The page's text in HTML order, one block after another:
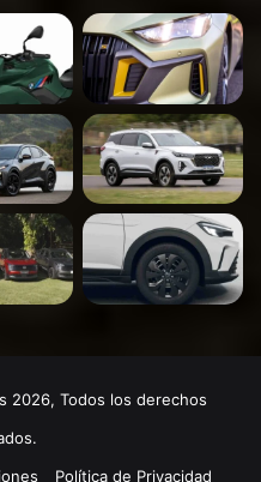
2026, Todos los derechos
Política de Privacidad